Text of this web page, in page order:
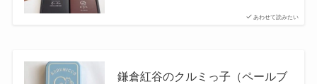
あわせて読みたい
鎌倉紅谷のクルミっ子（ペールブ